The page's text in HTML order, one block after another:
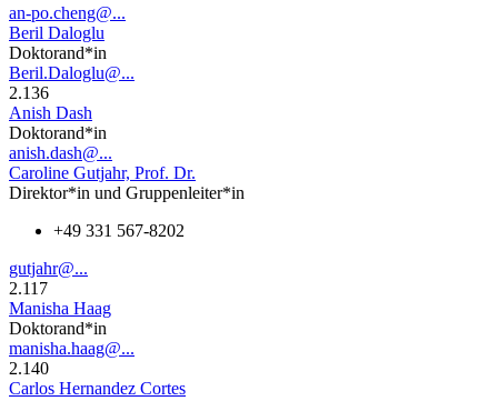
an-po.cheng@...
Beril Daloglu
Doktorand*in
Beril.Daloglu@...
2.136
Anish Dash
Doktorand*in
anish.dash@...
Caroline Gutjahr, Prof. Dr.
Direktor*in und Gruppenleiter*in
+49 331 567-8202
gutjahr@...
2.117
Manisha Haag
Doktorand*in
manisha.haag@...
2.140
Carlos Hernandez Cortes